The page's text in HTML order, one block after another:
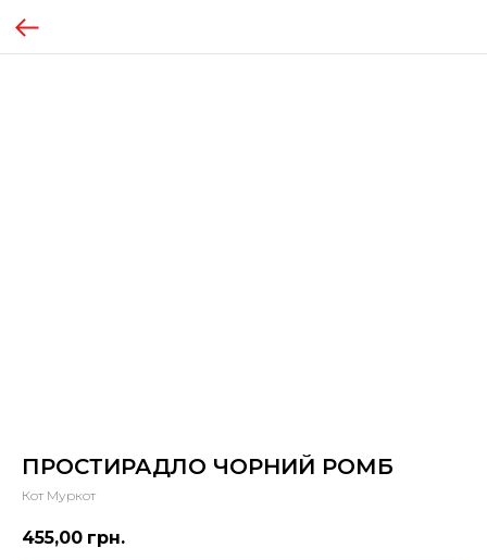
ПРОСТИРАДЛО ЧОРНИЙ РОМБ
Кот Муркот
455,00 грн.